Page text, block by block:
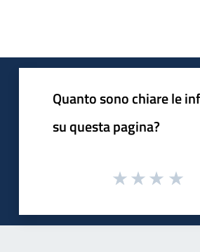
Quanto sono chiare le
su questa pagina?